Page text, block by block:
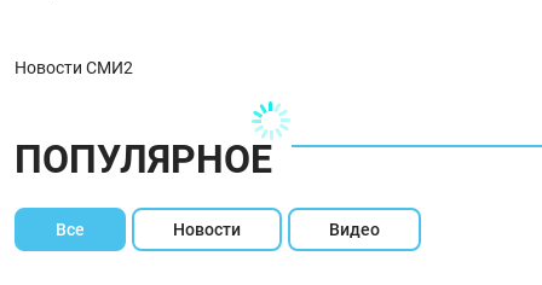
Новости СМИ2
ПОПУЛЯРНОЕ
Все Новости Видео